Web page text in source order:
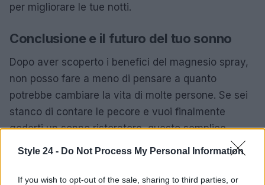
Style 24 - Do Not Process My Personal Information
If you wish to opt-out of the sale, sharing to third parties, or
per migliorare le tue notti.
Conclusione e il futuro del tuo sonno
Dopo aver scoperto i benefici del magnesio spray,
non posso fare a meno di pensare a quanto
potrebbe cambiare la vita di molte persone. Se sei
stanco di contare le pecore e vuoi finalmente
goderti un sonno ristoratore, questo semplice
rituale potrebbe essere la risposta che cercavi. Non
magnesio spray e scopri un nuovo modo di